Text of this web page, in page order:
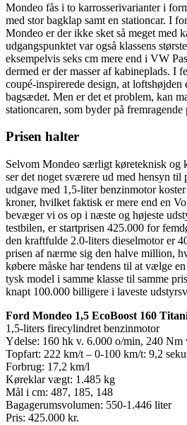
Mondeo fås i to karrosserivarianter i
med stor bagklap samt en stationcar. I
Mondeo er der ikke sket så meget med
udgangspunktet var også klassens
eksempelvis seks cm mere end i VW
dermed er der masser af kabineplads. I
coupé-inspirerede design, at loftshøjden
bagsædet. Men er det et problem, kan
stationcaren, som byder på fremragende
Prisen halter
Selvom Mondeo særligt køreteknisk og
ser det noget sværere ud med hensyn
udgave med 1,5-liter benzinmotor
kroner, hvilket faktisk er mere end en
bevæger vi os op i næste og højeste
testbilen, er startprisen 425.000 for
den kraftfulde 2.0-liters dieselmotor er
prisen af nærme sig den halve million,
købere måske har tendens til at vælge
tysk model i samme klasse til samme
knapt 100.000 billigere i laveste
Ford Mondeo 1,5 EcoBoost 160
1,5-liters firecylindret benzinmotor
Ydelse: 160 hk v. 6.000 o/min, 240 Nm
Topfart: 222 km/t – 0-100 km/t: 9,2
Forbrug: 17,2 km/l
Køreklar vægt: 1.485 kg
Mål i cm: 487, 185, 148
Bagagerumsvolumen: 550-1.446 liter
Pris: 425.000 kr.